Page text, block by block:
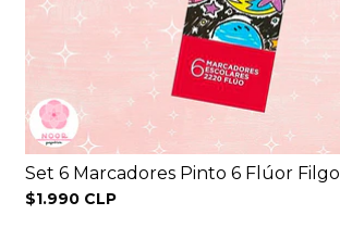
Set 6 Marcadores Pinto 6 Flúor Filgo
$1.990 CLP